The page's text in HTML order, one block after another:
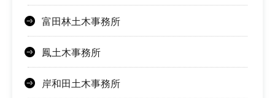
富田林土木事務所
鳳土木事務所
岸和田土木事務所